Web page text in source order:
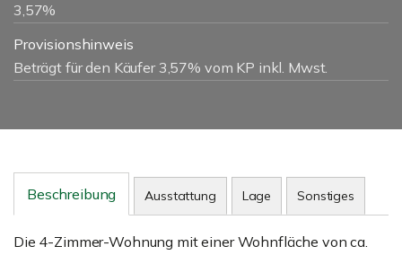
3,57%
Provisionshinweis
Beträgt für den Käufer 3,57% vom KP inkl. Mwst.
Beschreibung Ausstattung Lage Sonstiges
Die 4-Zimmer-Wohnung mit einer Wohnfläche von ca.